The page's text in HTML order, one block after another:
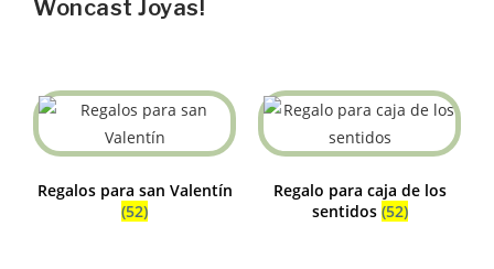
Woncast Joyas!
Regalos para san Valentín
(52)
Regalo para caja de los
sentidos (52)